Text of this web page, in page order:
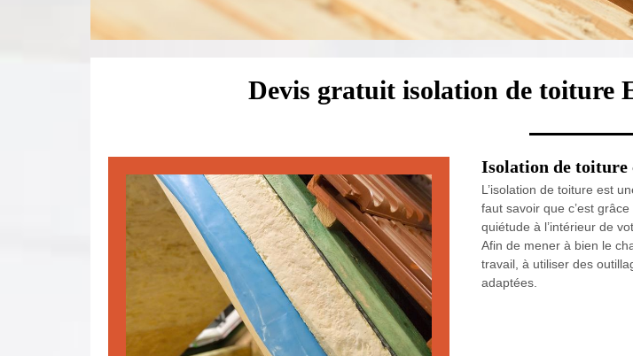
Devis gratuit isolation de toiture
Isolation de toiture
L’isolation de toiture est
faut savoir que c’est
quiétude à l’intérieur de
Afin de mener à bien le
travail, à utiliser des
adaptées.